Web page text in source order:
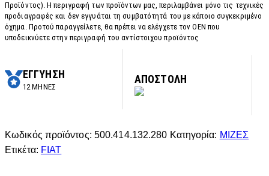
Προϊόντος). Η περιγραφή των προϊόντων μας, περιλαμβάνει μόνο τις τεχνικές
προδιαγραφές και δεν εγγυάται τη συμβατότητά του με κάποιο συγκεκριμένο
όχημα. Προτού παραγγείλετε, θα πρέπει να ελέγχετε τον OEN που
υποδεικνύετε στην περιγραφή του αντίστοιχου προϊόντος
ΕΓΓΥΗΣΗ
12 ΜΗΝΕΣ
ΑΠΟΣΤΟΛΗ
Κωδικός προϊόντος: 500.414.132.280 Κατηγορία: ΜΙΖΕΣ
Ετικέτα: FIAT